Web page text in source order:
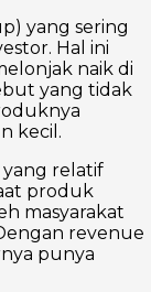
yang sering
Hal ini
naik di
yang tidak
kecil.
relatif
produk
masyarakat
revenue
punya